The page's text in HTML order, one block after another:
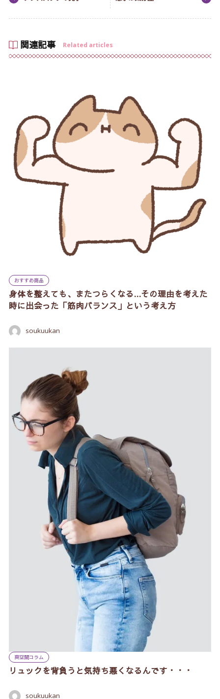
関連記事 Related articles
おすすめ商品
身体を整えても、またつらくなる…その理由を考えた
時に出会った「筋肉バランス」という考え方
soukuukan
爽空間コラム
リュックを背負うと気持ち悪くなるんです・・・
soukuukan